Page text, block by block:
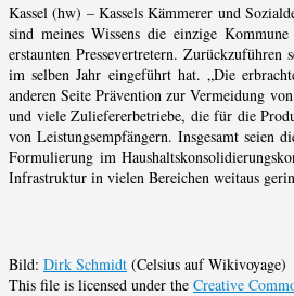
Kassel (hw) – Kassels Kämmerer und
sind meines Wissens die einzige
erstaunten Pressevertretern. Zurückzuführen
im selben Jahr eingeführt hat. „Die
anderen Seite Prävention zur Vermeidung
und viele Zuliefererbetriebe, die für die
von Leistungsempfängern. Insgesamt seien
Formulierung im
Infrastruktur in vielen Bereichen weitaus
Bild: Dirk Schmidt (Celsius auf Wikivoyage)
This file is licensed under the Creative